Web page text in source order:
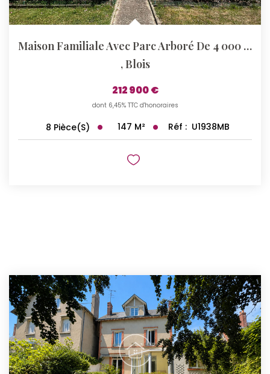
Maison Familiale Avec Parc Arboré De 4 000 M² Blois Vienne
,Blois
212 900 €
dont 6,45% TTC d'honoraires
8 Pièce(s) 147 M² Réf : U1938MB